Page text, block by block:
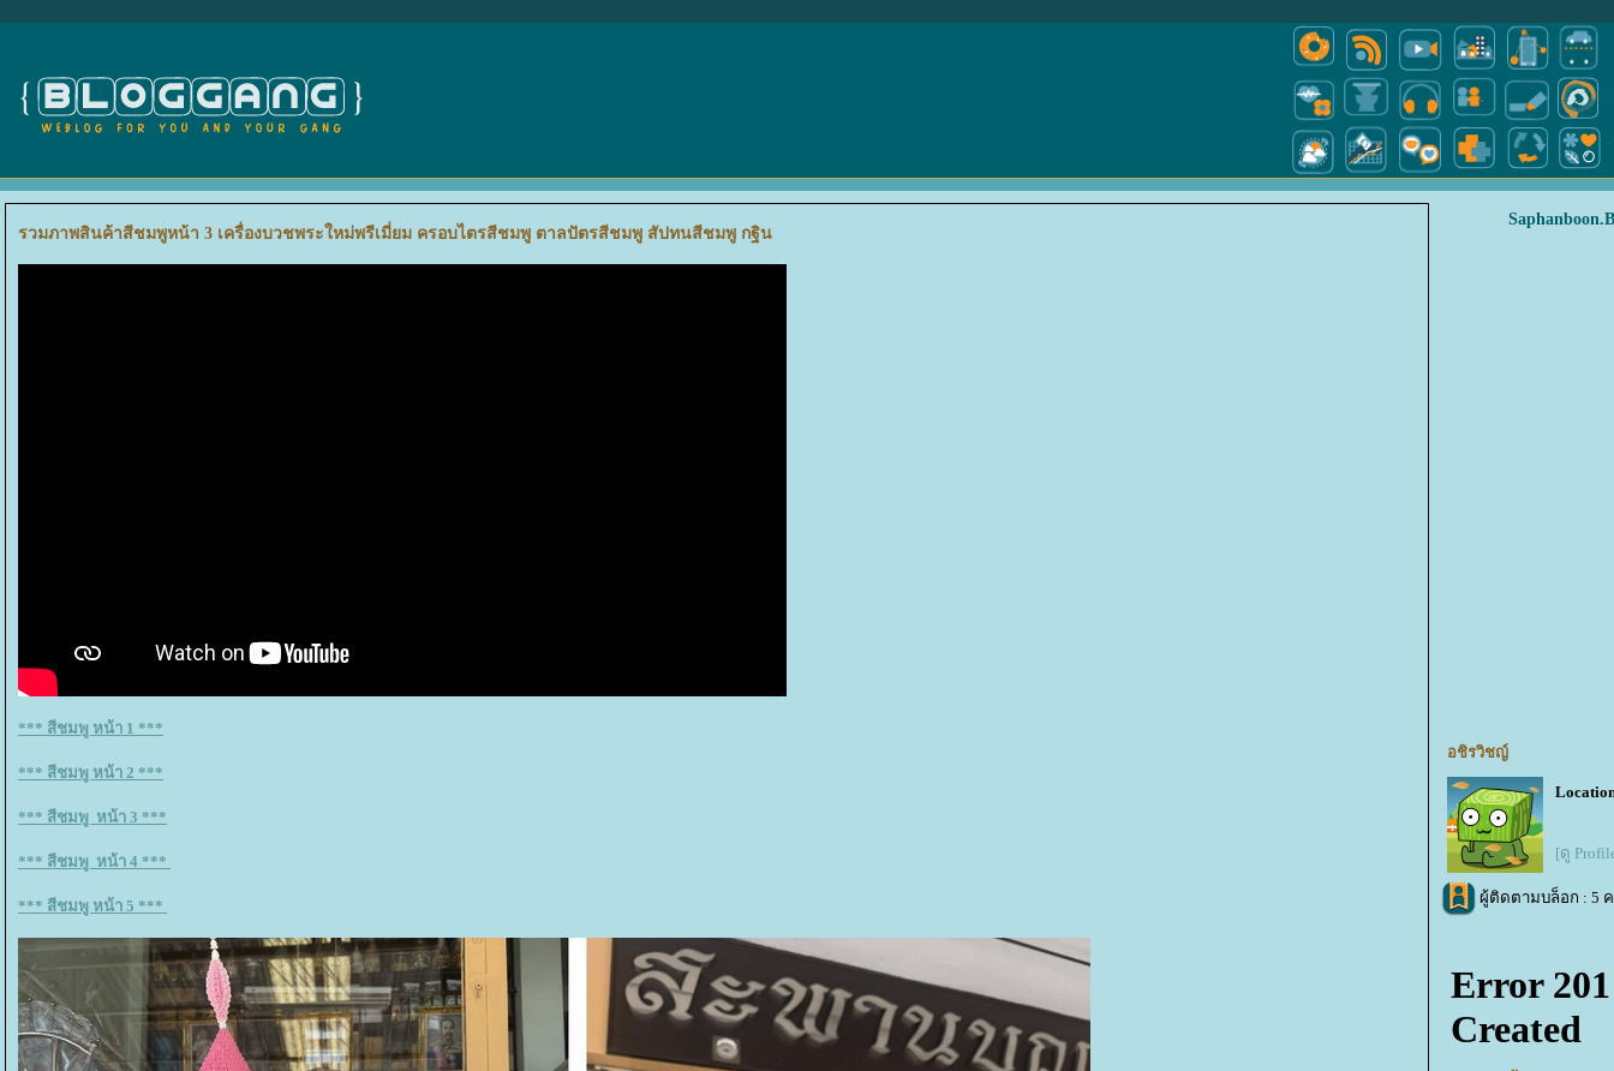
รวมภาพสินค้าสีชมพูหน้า 3 เครื่องบวชพระใหม่พรีเมี่ยม ครอบไตรสีชมพู ตาลปัตรสีชมพู สัปทนสีชมพู กฐิน
*** สีชมพู หน้า 1 ***
*** สีชมพู หน้า 2 ***
*** สีชมพู หน้า 3 ***
*** สีชมพู หน้า 4 ***
*** สีชมพู หน้า 5 ***
อชิรวิชญ์
[ดู
ผู้ติดตามบล็อก : 5